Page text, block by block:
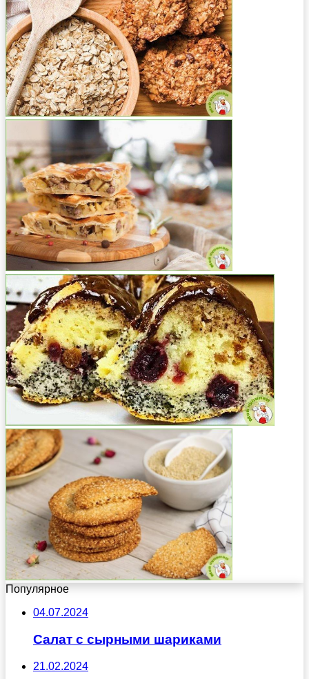
Популярное
04.07.2024
Салат с сырными шариками
21.02.2024